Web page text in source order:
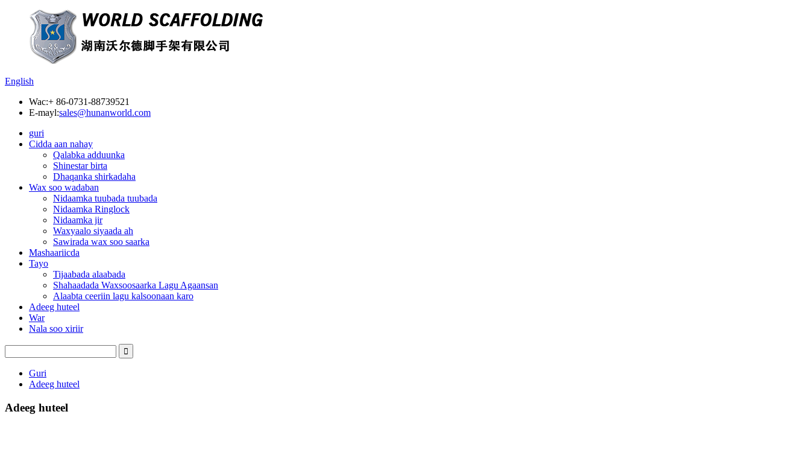
English
Wac:+ 86-0731-88739521
E-mayl:sales@hunanworld.com
guri
Cidda aan nahay
Qalabka adduunka
Shinestar birta
Dhaqanka shirkadaha
Wax soo wadaban
Nidaamka tuubada tuubada
Nidaamka Ringlock
Nidaamka jir
Waxyaalo siyaada ah
Sawirada wax soo saarka
Mashaariicda
Tayo
Tijaabada alaabada
Shahaadada Waxsoosaarka Lagu Agaansan
Alaabta ceeriin lagu kalsoonaan karo
Adeeg huteel
War
Nala soo xiriir
Guri
Adeeg huteel
Adeeg huteel